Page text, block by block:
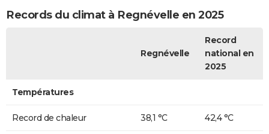
Records du climat à Regnévelle en 2025
Regnévelle
Record
national en
2025
Températures
Record de chaleur 38,1 °C 42,4 °C